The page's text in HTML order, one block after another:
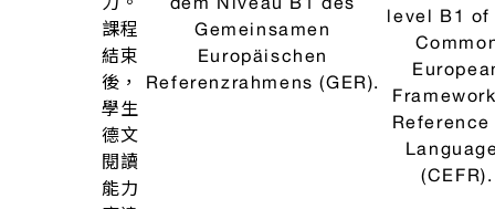
藉著
閱讀
文
章、
討論
內
容、
分析
In order
improve
reading
of
this